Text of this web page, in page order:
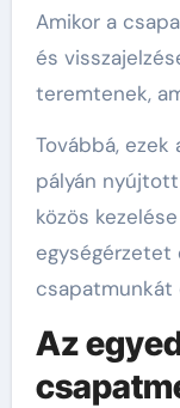
Amikor a
és
teremtenek,
Továbbá,
pályán
közös
egységérzetet
csapatmunkát
Az